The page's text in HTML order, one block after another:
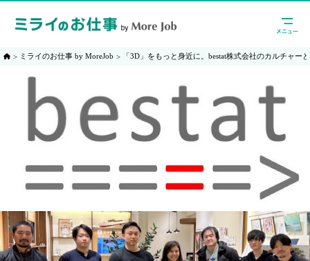
ミライのお仕事 by MoreJob 「3D」をもっと身近に。bestat株式会社のカルチャー